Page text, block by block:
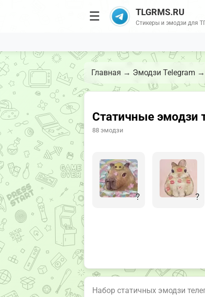
☰ TLGRMS.RU
Стикеры и эмодзи для
Главная → Эмодзи Telegram →
Статичные эмодзи
88 эмодзи
? ?
Набор статичных эмодзи